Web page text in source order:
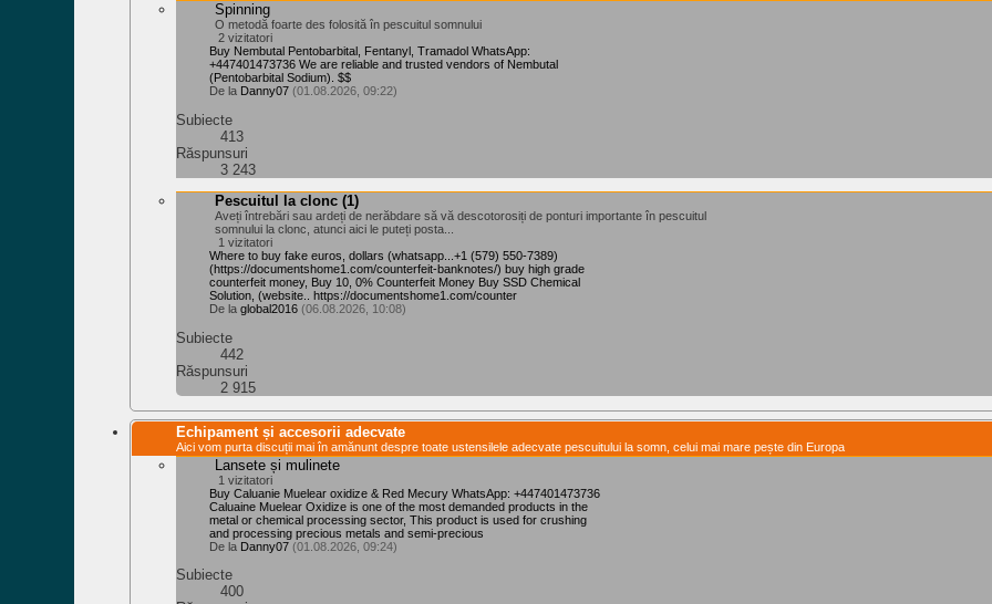
Spinning
O metodă foarte des folosită în pescuitul somnului
2 vizitatori
Buy Nembutal Pentobarbital, Fentanyl, Tramadol WhatsApp:
+447401473736 We are reliable and trusted vendors of Nembutal
(Pentobarbital Sodium). $$
De la Danny07 (01.08.2026, 09:22)
Subiecte
413
Răspunsuri
3 243
Pescuitul la clonc (1)
Aveți întrebări sau ardeți de nerăbdare să vă descotorosiți de ponturi importante în pescuitul
somnului la clonc, atunci aici le puteți posta...
1 vizitatori
Where to buy fake euros, dollars (whatsapp...+1 (579) 550-7389)
‪(https://documentshome1.com/counterfeit-banknotes/) buy high grade
counterfeit money, Buy 10, 0% Counterfeit Money Buy SSD Chemical
Solution, (website.. https://documentshome1.com/counter
De laglobal2016 (06.08.2026, 10:08)
Subiecte
442
Răspunsuri
2 915
Echipament și accesorii adecvate
Aici vom purta discuții mai în amănunt despre toate ustensilele adecvate pescuitului la somn, celui mai mare pește din Europa
Lansete și mulinete
1 vizitatori
Buy Caluanie Muelear oxidize & Red Mecury WhatsApp: +447401473736
Caluaine Muelear Oxidize is one of the most demanded products in the
metal or chemical processing sector, This product is used for crushing
and processing precious metals and semi-precious
De la Danny07 (01.08.2026, 09:24)
Subiecte
400